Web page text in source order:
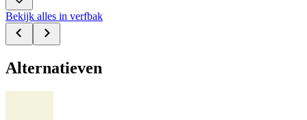
Bekijk alles in verfbak
Alternatieven